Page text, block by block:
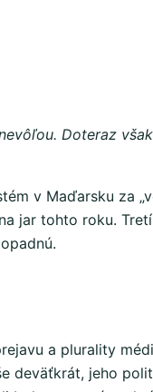
Doteraz
v Maďarsku za
jar tohto roku.
a plurality
deväťkrát, jeho